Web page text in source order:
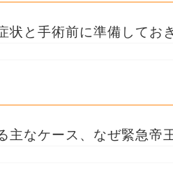
と手術前に準備してお
なケース、なぜ緊急帝